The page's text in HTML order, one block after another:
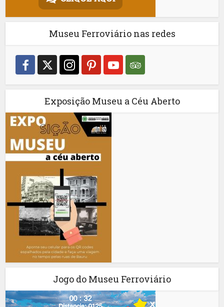
Museu Ferroviário nas redes
Exposição Museu a Céu Aberto
Jogo do Museu Ferroviário